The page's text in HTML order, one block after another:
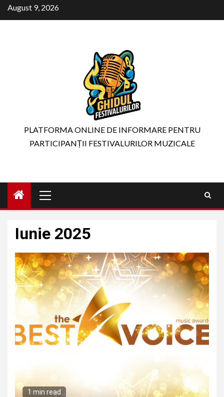
Skip
to
August 9, 2026
PLATFORMA ONLINE DE INFORMARE PENTRU
PARTICIPANȚII FESTIVALURILOR MUZICALE
Menu
Iunie 2025
1 min read